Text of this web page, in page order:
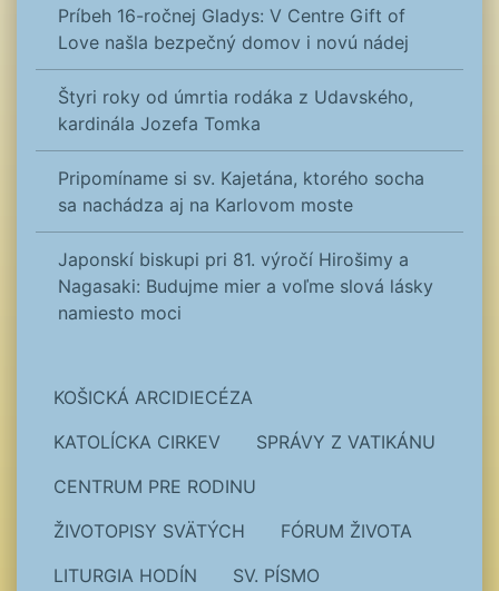
Príbeh 16-ročnej Gladys: V Centre Gift of
Love našla bezpečný domov i novú nádej
Štyri roky od úmrtia rodáka z Udavského,
kardinála Jozefa Tomka
Pripomíname si sv. Kajetána, ktorého socha
sa nachádza aj na Karlovom moste
Japonskí biskupi pri 81. výročí Hirošimy a
Nagasaki: Budujme mier a voľme slová lásky
namiesto moci
KOŠICKÁ ARCIDIECÉZA
KATOLÍCKA CIRKEV
SPRÁVY Z VATIKÁNU
CENTRUM PRE RODINU
ŽIVOTOPISY SVÄTÝCH
FÓRUM ŽIVOTA
LITURGIA HODÍN
SV. PÍSMO